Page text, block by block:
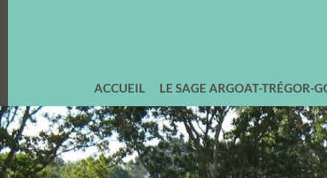
ACCUEIL LE SAGE ARGOAT-TRÉGOR-